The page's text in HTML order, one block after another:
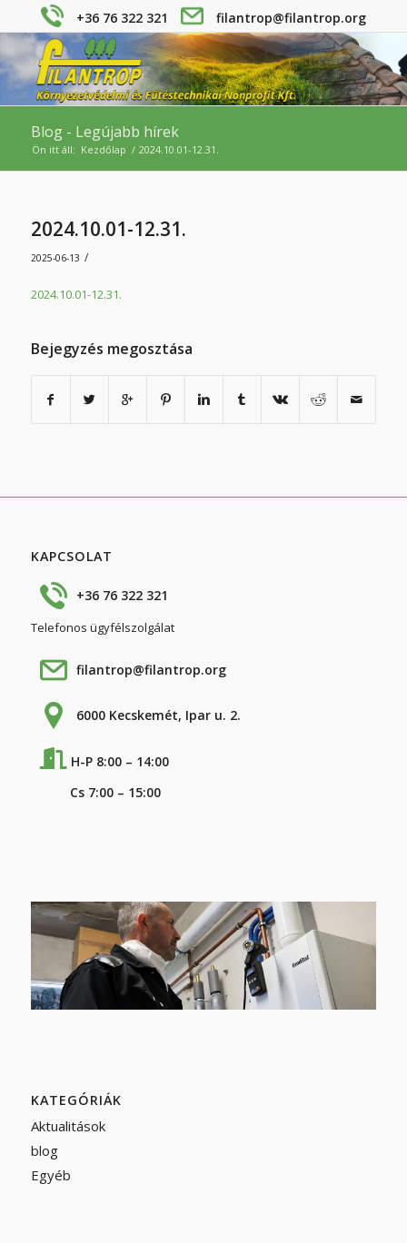
+36 76 322 321 filantrop@filantrop.org
Blog - Legújabb hírek
Ön itt áll: Kezdőlap / 2024.10.01-12.31.
2024.10.01-12.31.
2025-06-13 /
2024.10.01-12.31.
Bejegyzés megosztása
KAPCSOLAT
+36 76 322 321
Telefonos ügyfélszolgálat
filantrop@filantrop.org
6000 Kecskemét, Ipar u. 2.
H-P 8:00 – 14:00
Cs 7:00 – 15:00
KATEGÓRIÁK
Aktualitások
blog
Egyéb